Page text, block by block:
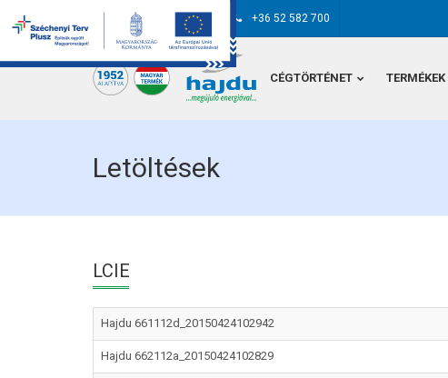
hajdu@hajdurt.hu +36 52 582 700
CÉGTÖRTÉNET TERMÉKEK
Letöltések
LCIE
Hajdu 661112d_20150424102942
Hajdu 662112a_20150424102829